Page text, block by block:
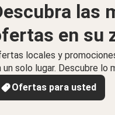
las
en su
locales y
un solo lugar. Descubre lo
Ofertas para usted